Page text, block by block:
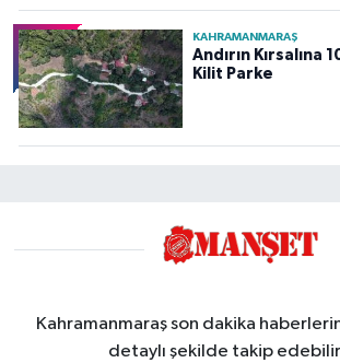
KAHRAMANMARAŞ
Andırın Kırsalına
Kilit Parke
Kahramanmaraş son dakika
detaylı şekilde takip